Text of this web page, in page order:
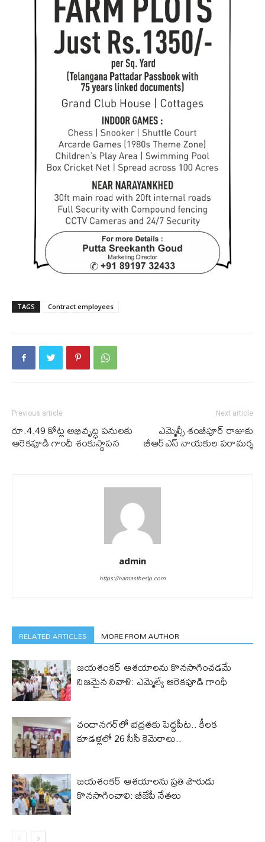
TAGS Contract employees
Previous article
రూ.4.49 కోట్ల అభివృద్ధి పనులకు
ఆరెకపూడి గాంధీ శంకుస్థాపన
Next article
ఎమ్మెల్సీ శంబీపూర్ రాజుకు
బీఆర్ఎస్ నాయ‌కుల ప‌రామ‌ర్శ
admin
https://namastheslp.com
RELATED ARTICLES MORE FROM AUTHOR
జయశంకర్ ఆశయాలను కొనసాగించడమే
నిజమైన నివాళి: ఎమ్మెల్యే ఆరెక‌పూడి గాంధీ
చందానగర్‌లో భద్రతకు పెద్దపీట.. కీలక
కూడళ్లలో 26 సీసీ కెమెరాలు..
జయశంకర్ ఆశయాలను ప్రతి పౌరుడు
కొనసాగించాలి: బీజేపీ నేతలు